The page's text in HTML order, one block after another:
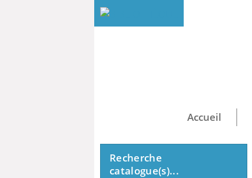
Accueil
Recherche
catalogue(s)...